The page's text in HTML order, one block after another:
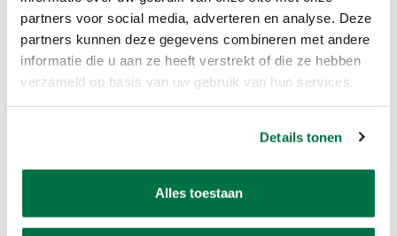
partners voor social media, adverteren en analyse. Deze
partners kunnen deze gegevens combineren met andere
informatie die u aan ze heeft verstrekt of die ze hebben
verzameld op basis van uw gebruik van hun services.
Details tonen
Alles toestaan
Venice walnoot / grijs
€347,50 €329,00
TIJDELIJK UITVERKOCHT